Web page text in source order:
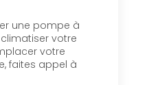
une pompe à
votre
votre
faites appel à